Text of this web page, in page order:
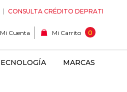
CONSULTA CRÉDITO DEPRATI
Mi Cuenta Mi Carrito 0
MARCAS